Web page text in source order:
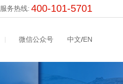
服务热线: 400-101-5701
中文/EN
微信公众号